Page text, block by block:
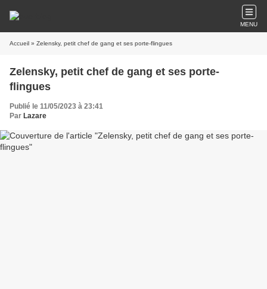
MENU
Accueil » Zelensky, petit chef de gang et ses porte-flingues
Zelensky, petit chef de gang et ses porte-
flingues
Publié le 11/05/2023 à 23:41
Par Lazare